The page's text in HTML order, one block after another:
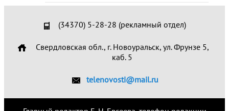
(34370) 5-28-28 (рекламный отдел)
Свердловская обл., г. Новоуральск, ул. Фрунзе 5,
каб. 5
telenovosti@mail.ru